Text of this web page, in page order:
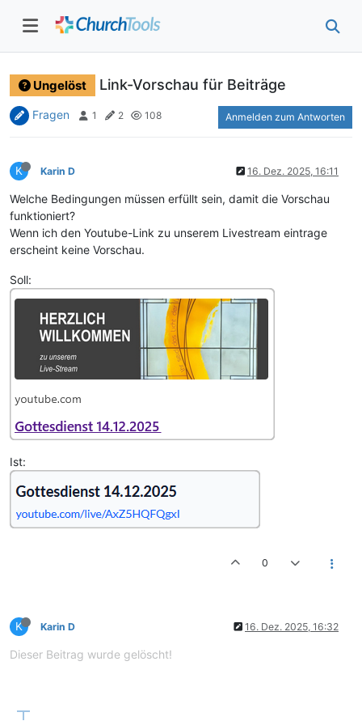
Ungelöst Link-Vorschau für Beiträge
Fragen 1 2 108 Anmelden zum Antworten
K Karin D 16. Dez. 2025, 16:11
Welche Bedingungen müssen erfüllt sein, damit die Vorschau
funktioniert?
Wenn ich den Youtube-Link zu unserem Livestream eintrage
erscheint keine Vorschau.
Soll:
Ist:
0
K Karin D 16. Dez. 2025, 16:32
Dieser Beitrag wurde gelöscht!